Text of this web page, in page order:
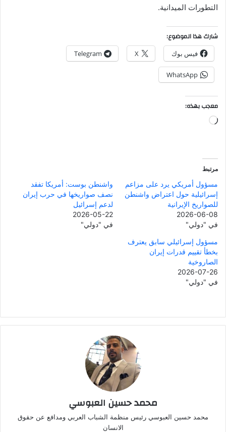
التطورات الميدانية.
شارك هذا الموضوع:
فيس بوك X
Telegram
WhatsApp
معجب بهذه:
جاري
مرتبط
مسؤول أمريكي يرد على مزاعم
إسرائيلية حول اعتراض واشنطن
للصواريخ الإيرانية
2026-06-08
في "دولي"
واشنطن بوست: أمريكا تفقد
نصف صواريخها في حرب إيران
لدعم إسرائيل
2026-05-22
في "دولي"
مسؤول إسرائيلي سابق يعترف
بخطأ تقييم قدرات إيران
الصاروخية
2026-07-26
في "دولي"
محمد حسين العبوسي
محمد حسين العبوسي رئيس منظمة الشباب العربي ومدافع عن حقوق
الانسان